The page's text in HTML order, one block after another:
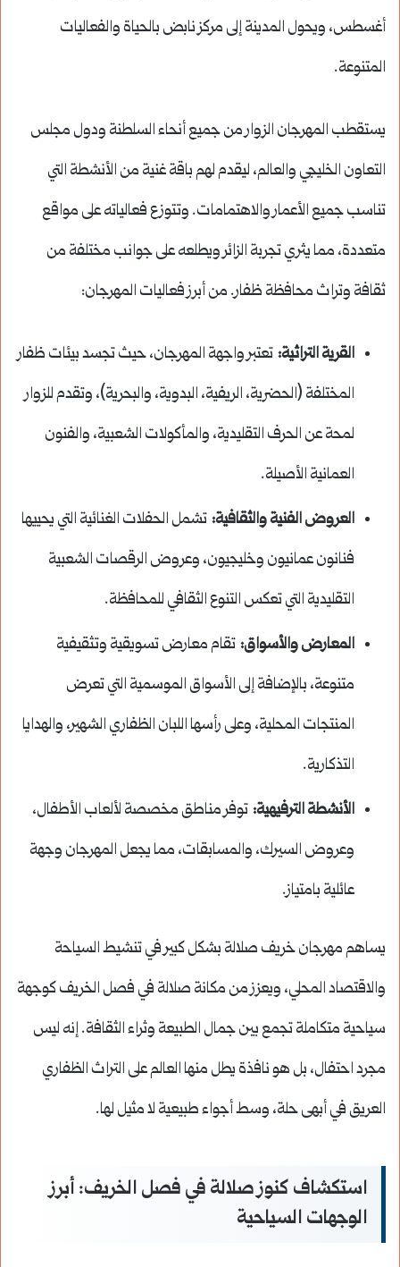
أغسطس، ويحول المدينة إلى مركز نابض بالحياة والفعاليات
المتنوعة.
يستقطب المهرجان الزوار من جميع أنحاء السلطنة ودول مجلس
التعاون الخليجي والعالم، ليقدم لهم باقة غنية من الأنشطة التي
تناسب جميع الأعمار والاهتمامات. وتتوزع فعالياته على مواقع
متعددة، مما يثري تجربة الزائر ويطلعه على جوانب مختلفة من
ثقافة وتراث محافظة ظفار. من أبرز فعاليات المهرجان:
القرية التراثية: تعتبر واجهة المهرجان، حيث تجسد بيئات ظفار
المختلفة (الحضرية، الريفية، البدوية، والبحرية)، وتقدم للزوار
لمحة عن الحرف التقليدية، والمأكولات الشعبية، والفنون
العمانية الأصيلة.
العروض الفنية والثقافية: تشمل الحفلات الغنائية التي يحييها
فنانون عمانيون وخليجيون، وعروض الرقصات الشعبية
التقليدية التي تعكس التنوع الثقافي للمحافظة.
المعارض والأسواق: تقام معارض تسويقية وتثقيفية
متنوعة، بالإضافة إلى الأسواق الموسمية التي تعرض
المنتجات المحلية، وعلى رأسها اللبان الظفاري الشهير، والهدايا
التذكارية.
الأنشطة الترفيهية: توفر مناطق مخصصة لألعاب الأطفال،
وعروض السيرك، والمسابقات، مما يجعل المهرجان وجهة
عائلية بامتياز.
يساهم مهرجان خريف صلالة بشكل كبير في تنشيط السياحة
والاقتصاد المحلي، ويعزز من مكانة صلالة في فصل الخريف كوجهة
سياحية متكاملة تجمع بين جمال الطبيعة وثراء الثقافة. إنه ليس
مجرد احتفال، بل هو نافذة يطل منها العالم على التراث الظفاري
العريق في أبهى حلة، وسط أجواء طبيعية لا مثيل لها.
استكشاف كنوز صلالة في فصل الخريف: أبرز
الوجهات السياحية